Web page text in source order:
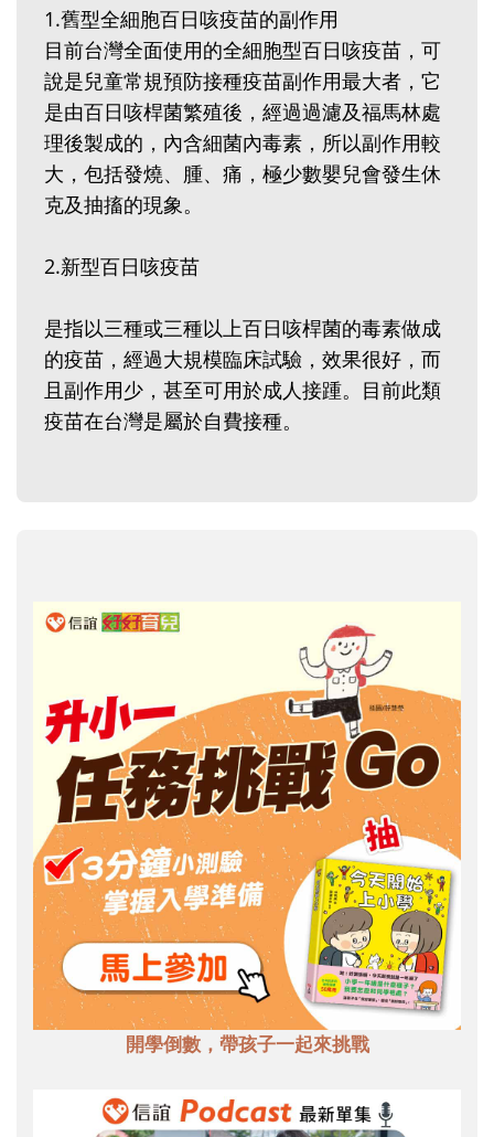
1.舊型全細胞百日咳疫苗的副作用
目前台灣全面使用的全細胞型百日咳疫苗，可
說是兒童常規預防接種疫苗副作用最大者，它
是由百日咳桿菌繁殖後，經過過濾及福馬林處
理後製成的，內含細菌內毒素，所以副作用較
大，包括發燒、腫、痛，極少數嬰兒會發生休
克及抽搐的現象。
2.新型百日咳疫苗
是指以三種或三種以上百日咳桿菌的毒素做成
的疫苗，經過大規模臨床試驗，效果很好，而
且副作用少，甚至可用於成人接踵。目前此類
疫苗在台灣是屬於自費接種。
開學倒數，帶孩子一起來挑戰